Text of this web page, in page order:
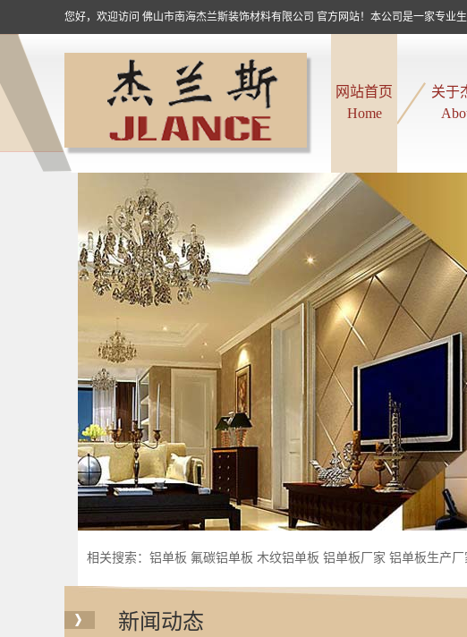
您好，欢迎访问 佛山市南海杰兰斯装饰材料有限公司 官方网站！本公司是一家专
网站首页
Home
关于
相关搜索： 铝单板 氟碳铝单板 木纹铝单板 铝单板厂家 铝单板生产厂
新闻动态